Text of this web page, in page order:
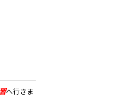
へ行きま